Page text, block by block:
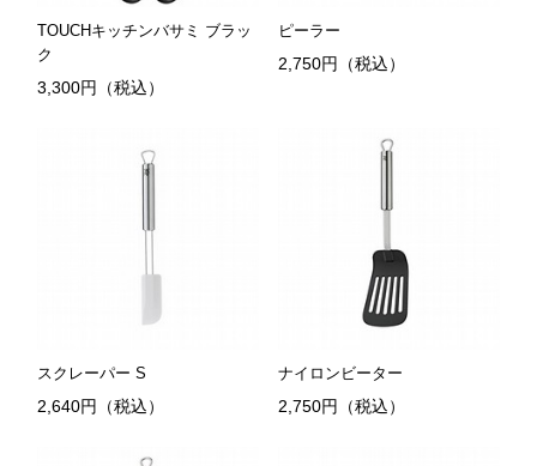
TOUCHキッチンバサミ ブラッ
ク
3,300円（税込）
ピーラー
2,750円（税込）
スクレーパー S
2,640円（税込）
ナイロンビーター
2,750円（税込）